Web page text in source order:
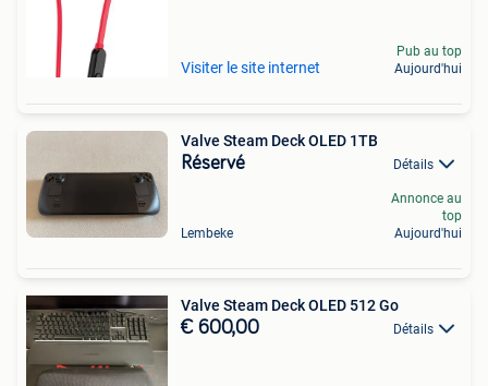
Visiter le site internet
Pub au top
Aujourd'hui
Valve Steam Deck OLED 1TB
Réservé Détails
Lembeke
Annonce au
top
Aujourd'hui
Valve Steam Deck OLED 512 Go
€ 600,00 Détails